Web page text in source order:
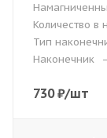
Количество в
Тип
Наконечник
730₽/шт